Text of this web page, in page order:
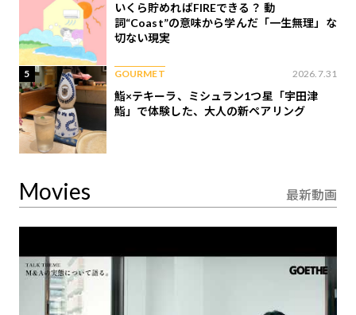
いくら貯めればFIREできる？ 動
詞“Coast”の意味から学んだ「一生無理」な
切ない現実
5 GOURMET 2026.7.31
鮨×テキーラ、ミシュラン1つ星「宇田津
鮨」で体験した、大人の新ペアリング
Movies 最新動画